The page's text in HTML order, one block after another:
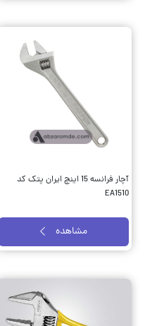
آچار فرانسه 15 اینچ ایران پتک کد
EA1510
مشاهده